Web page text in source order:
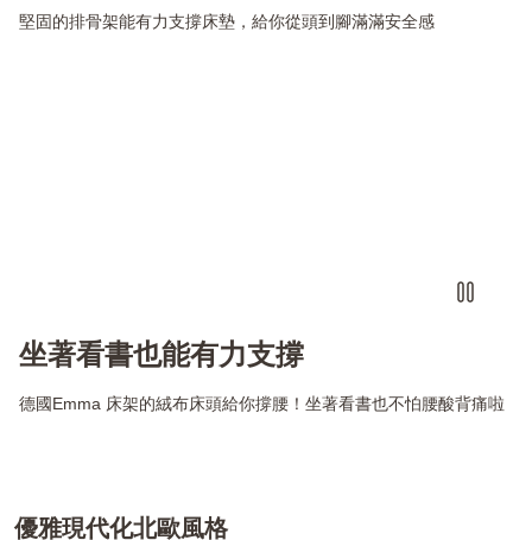
堅固的排骨架能有力支撐床墊，給你從頭到腳滿滿安全感
坐著看書也能有力支撐
德國Emma 床架的絨布床頭給你撐腰！坐著看書也不怕腰酸背痛啦
優雅現代化北歐風格